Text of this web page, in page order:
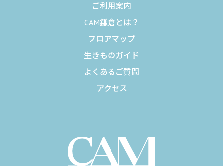
ご利用案内
CAM鎌倉とは？
フロアマップ
生きものガイド
よくあるご質問
アクセス